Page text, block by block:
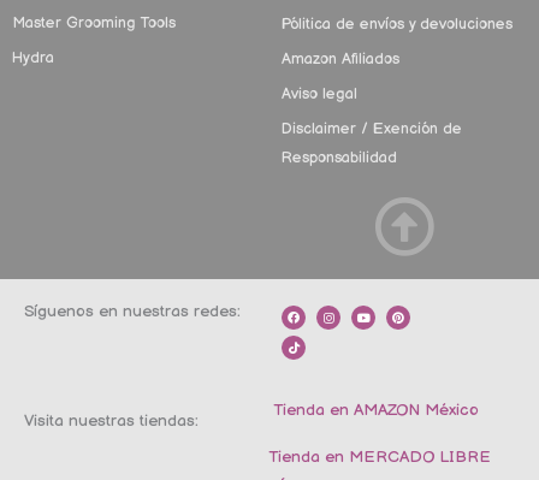
Master Grooming Tools
Hydra
Pólitica de envíos y devoluciones
Amazon Afiliados
Aviso legal
Disclaimer / Exención de
Responsabilidad
Síguenos en nuestras redes:
F
a
c
e
b
I
n
s
m
Y
o
u
P
i
n
t
T
i
k
t
o
Visita nuestras tiendas:
Tienda en AMAZON México
Tienda en MERCADO LIBRE